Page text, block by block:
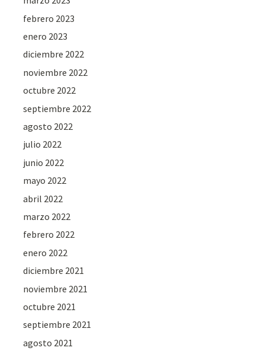
febrero 2023
enero 2023
diciembre 2022
noviembre 2022
octubre 2022
septiembre 2022
agosto 2022
julio 2022
junio 2022
mayo 2022
abril 2022
marzo 2022
febrero 2022
enero 2022
diciembre 2021
noviembre 2021
octubre 2021
septiembre 2021
agosto 2021